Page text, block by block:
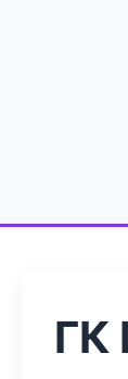
ГК